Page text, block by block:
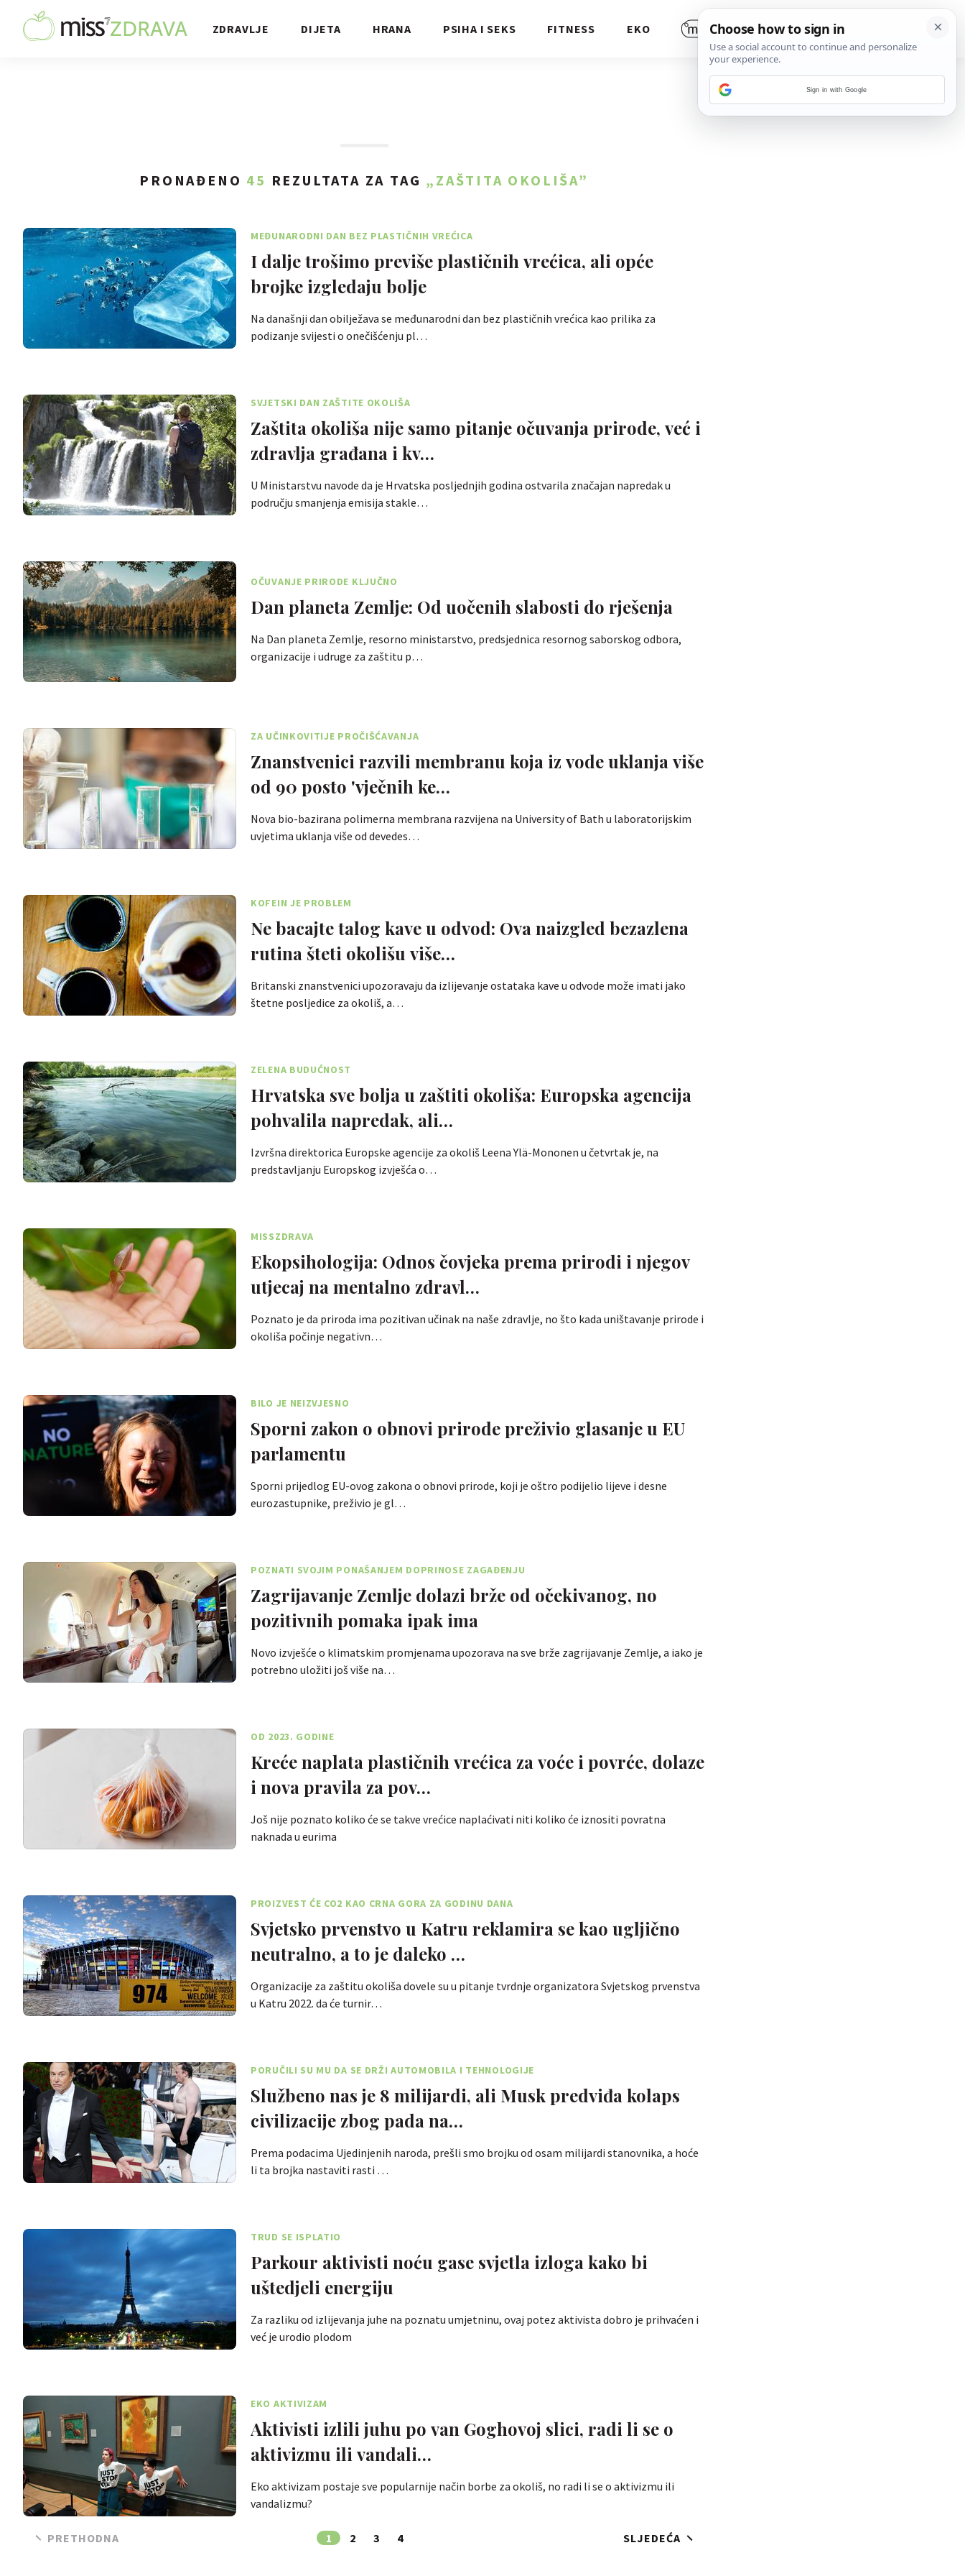
ZDRAVLJE DIJETA HRANA PSIHA I SEKS FITNESS EKO
PRONAĐENO 45 REZULTATA ZA TAG „ZAŠTITA OKOLIŠA”
MEĐUNARODNI DAN BEZ PLASTIČNIH VREĆICA
I dalje trošimo previše plastičnih vrećica, ali opće
brojke izgledaju bolje
Na današnji dan obilježava se međunarodni dan bez plastičnih vrećica kao prilika za
podizanje svijesti o onečišćenju pl…
SVJETSKI DAN ZAŠTITE OKOLIŠA
Zaštita okoliša nije samo pitanje očuvanja prirode, već i
zdravlja građana i kv…
U Ministarstvu navode da je Hrvatska posljednjih godina ostvarila značajan napredak u
području smanjenja emisija stakle…
OČUVANJE PRIRODE KLJUČNO
Dan planeta Zemlje: Od uočenih slabosti do rješenja
Na Dan planeta Zemlje, resorno ministarstvo, predsjednica resornog saborskog odbora,
organizacije i udruge za zaštitu p…
ZA UČINKOVITIJE PROČIŠĆAVANJA
Znanstvenici razvili membranu koja iz vode uklanja više
od 90 posto 'vječnih ke…
Nova bio-bazirana polimerna membrana razvijena na University of Bath u laboratorijskim
uvjetima uklanja više od devedes…
KOFEIN JE PROBLEM
Ne bacajte talog kave u odvod: Ova naizgled bezazlena
rutina šteti okolišu više…
Britanski znanstvenici upozoravaju da izlijevanje ostataka kave u odvode može imati jako
štetne posljedice za okoliš, a…
ZELENA BUDUĆNOST
Hrvatska sve bolja u zaštiti okoliša: Europska agencija
pohvalila napredak, ali…
Izvršna direktorica Europske agencije za okoliš Leena Ylä-Mononen u četvrtak je, na
predstavljanju Europskog izvješća o…
MISSZDRAVA
Ekopsihologija: Odnos čovjeka prema prirodi i njegov
utjecaj na mentalno zdravl…
Poznato je da priroda ima pozitivan učinak na naše zdravlje, no što kada uništavanje prirode i
okoliša počinje negativn…
BILO JE NEIZVJESNO
Sporni zakon o obnovi prirode preživio glasanje u EU
parlamentu
Sporni prijedlog EU-ovog zakona o obnovi prirode, koji je oštro podijelio lijeve i desne
eurozastupnike, preživio je gl…
POZNATI SVOJIM PONAŠANJEM DOPRINOSE ZAGAĐENJU
Zagrijavanje Zemlje dolazi brže od očekivanog, no
pozitivnih pomaka ipak ima
Novo izvješće o klimatskim promjenama upozorava na sve brže zagrijavanje Zemlje, a iako je
potrebno uložiti još više na…
OD 2023. GODINE
Kreće naplata plastičnih vrećica za voće i povrće, dolaze
i nova pravila za pov…
Još nije poznato koliko će se takve vrećice naplaćivati niti koliko će iznositi povratna
naknada u eurima
PROIZVEST ĆE CO2 KAO CRNA GORA ZA GODINU DANA
Svjetsko prvenstvo u Katru reklamira se kao ugljično
neutralno, a to je daleko …
Organizacije za zaštitu okoliša dovele su u pitanje tvrdnje organizatora Svjetskog prvenstva
u Katru 2022. da će turnir…
PORUČILI SU MU DA SE DRŽI AUTOMOBILA I TEHNOLOGIJE
Službeno nas je 8 milijardi, ali Musk predviđa kolaps
civilizacije zbog pada na…
Prema podacima Ujedinjenih naroda, prešli smo brojku od osam milijardi stanovnika, a hoće
li ta brojka nastaviti rasti …
TRUD SE ISPLATIO
Parkour aktivisti noću gase svjetla izloga kako bi
uštedjeli energiju
Za razliku od izlijevanja juhe na poznatu umjetninu, ovaj potez aktivista dobro je prihvaćen i
već je urodio plodom
EKO AKTIVIZAM
Aktivisti izlili juhu po van Goghovoj slici, radi li se o
aktivizmu ili vandali…
Eko aktivizam postaje sve popularnije način borbe za okoliš, no radi li se o aktivizmu ili
vandalizmu?
PRETHODNA 1 2 3 4 SLJEDEĆA
Sign in with Google